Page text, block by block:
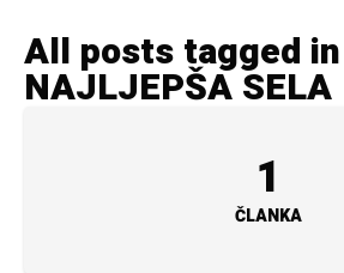
All posts tagged in
NAJLJEPŠA SELA
1
ČLANKA